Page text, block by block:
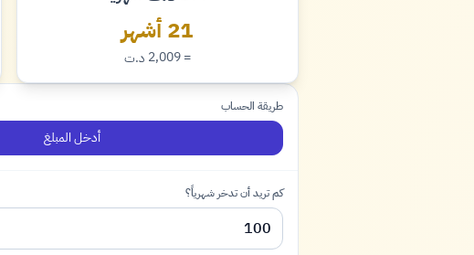
دينار
21 أشهر
= 2,009 دينار
د.ت
طريقة الحساب
أدخل المبلغ
كم تريد أن تدخر شهرياً؟